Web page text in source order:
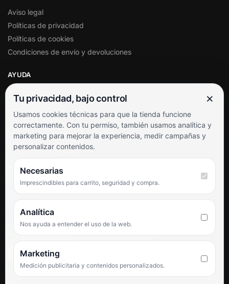
Aviso legal
Políticas de privacidad
Políticas de cookies
Condiciones de envío y devoluciones
AYUDA
Soporte al cliente
Contacto
Términos y condiciones
Preguntas frecuentes
SÍGUENOS
Facebook
TikTok
PUNTUACIÓN DE 4,6 SOBRE 5 EN GOOGLE
★★★★★
Tu privacidad, bajo control ×
Usamos cookies técnicas para que la tienda funcione
correctamente. Con tu permiso, también usamos analítica y
marketing para mejorar la experiencia, medir campañas y
personalizar contenidos.
Necesarias
Imprescindibles para carrito, seguridad y compra.
Analítica
Nos ayuda a entender el uso de la web.
Marketing
Medición publicitaria y contenidos personalizados.